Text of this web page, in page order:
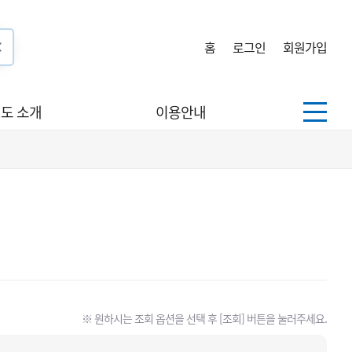
홈 로그인 회원가입
소개 이용안내
※ 원하시는 조회 옵션을 선택 후 [조회] 버튼을 눌러주세요.